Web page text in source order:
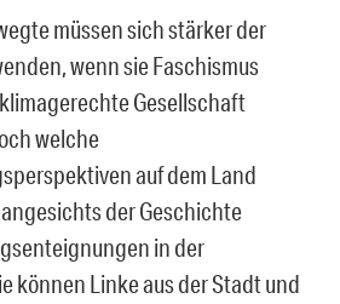
müssen sich stärker der
wenn sie Faschismus
Gesellschaft
welche
auf dem Land
der Geschichte
in der
können Linke aus der Stadt und